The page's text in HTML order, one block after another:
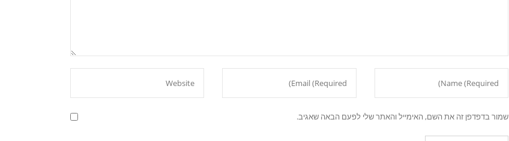
שמור בדפדפן זה את השם, האימייל והאתר שלי לפעם הבאה שאגיב.